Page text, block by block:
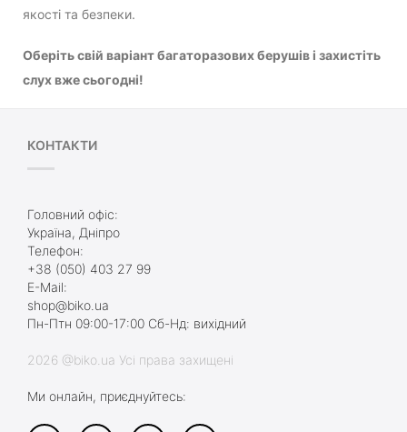
якості та безпеки.
Оберіть свій варіант багаторазових берушів і захистіть
слух вже сьогодні!
КОНТАКТИ
Головний офіс:
Україна, Дніпро
Телефон:
+38 (050) 403 27 99
E-Mail:
shop@biko.ua
Пн-Птн 09:00-17:00 Сб-Нд: вихідний
2026 @biko.ua Усі права захищені
Ми онлайн, приєднуйтесь: